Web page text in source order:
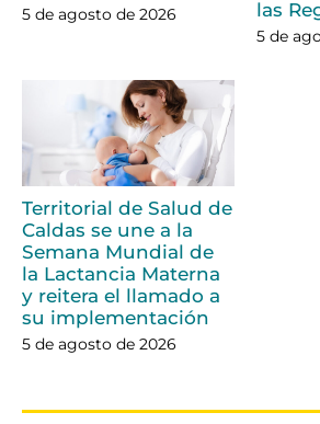
5 de agosto de 2026
las
5 de
Territorial de Salud de
Caldas se une a la
Semana Mundial de
la Lactancia Materna
y reitera el llamado a
su implementación
5 de agosto de 2026